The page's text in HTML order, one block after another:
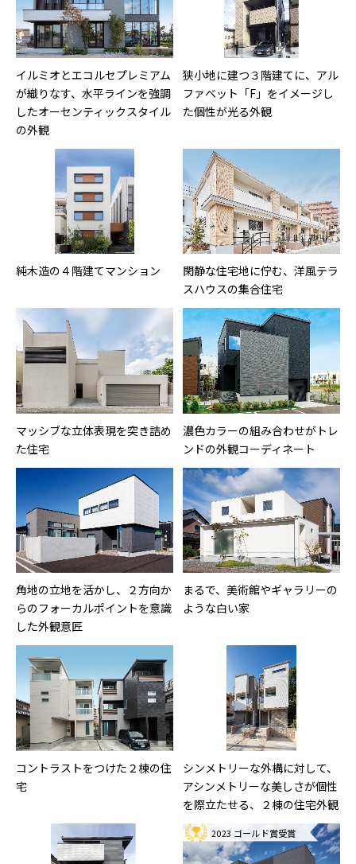
イルミオとエコルセプレミアム
が織りなす、水平ラインを強調
したオーセンティックスタイル
の外観
狭小地に建つ３階建てに、アル
ファベット「F」をイメージし
た個性が光る外観
純木造の４階建てマンション
閑静な住宅地に佇む、洋風テラ
スハウスの集合住宅
マッシブな立体表現を突き詰め
た住宅
濃色カラーの組み合わせがトレ
ンドの外観コーディネート
角地の立地を活かし、２方向か
らのフォーカルポイントを意識
した外観意匠
まるで、美術館やギャラリーの
ような白い家
コントラストをつけた２棟の住
宅
シンメトリーな外構に対して、
アシンメトリーな美しさが個性
を際立たせる、２棟の住宅外観
2023 ゴールド賞受賞